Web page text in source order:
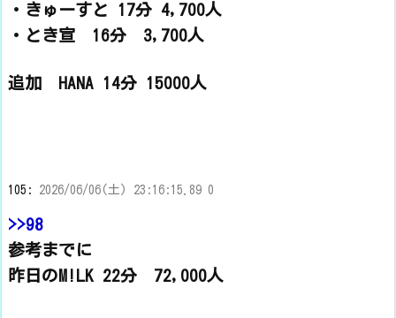
・きゅーすと 17分 4,700人
・とき宣 16分 3,700人
追加 HANA 14分 15000人
105: 2026/06/06(土) 23:16:15.89 0
>>98
参考までに
昨日のM!LK 22分 72,000人